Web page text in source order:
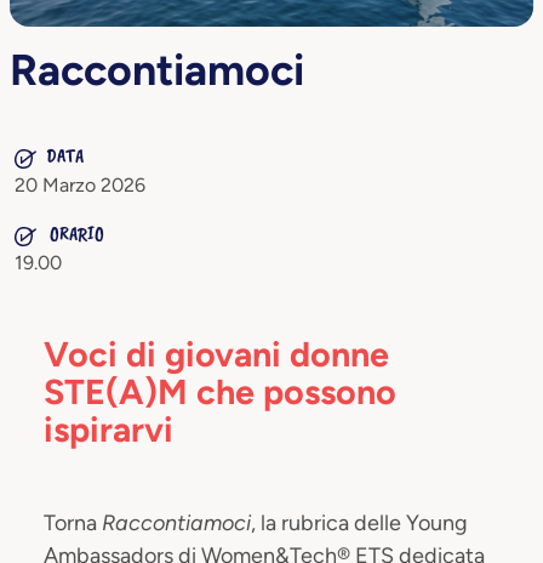
Raccontiamoci
DATA
20 Marzo 2026
ORARIO
19.00
Voci di giovani donne
STE(A)M che possono
ispirarvi
Torna Raccontiamoci, la rubrica delle Young
Ambassadors di Women&Tech® ETS dedicata